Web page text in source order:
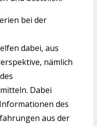
bei der
dabei, aus
nämlich
Dabei
des
aus der